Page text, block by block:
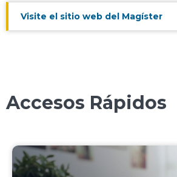
Visite el sitio web del Magíster
Accesos Rápidos